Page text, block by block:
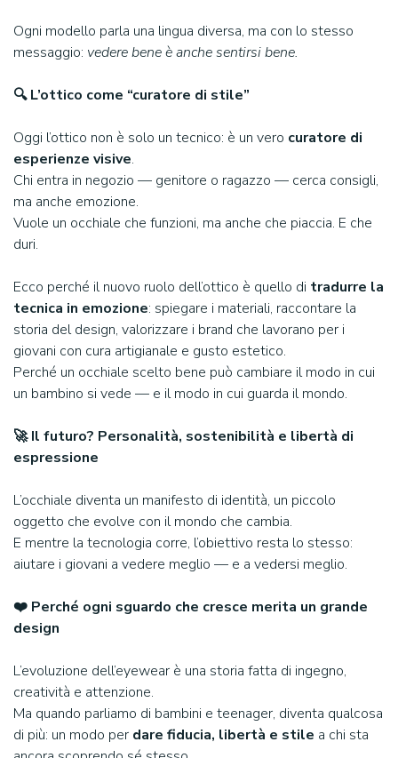
Ogni modello parla una lingua diversa, ma con lo stesso
messaggio: vedere bene è anche sentirsi bene.
🔍 L’ottico come “curatore di stile”
Oggi l’ottico non è solo un tecnico: è un vero curatore di
esperienze visive.
Chi entra in negozio — genitore o ragazzo — cerca consigli,
ma anche emozione.
Vuole un occhiale che funzioni, ma anche che piaccia. E che
duri.
Ecco perché il nuovo ruolo dell’ottico è quello di tradurre la
tecnica in emozione: spiegare i materiali, raccontare la
storia del design, valorizzare i brand che lavorano per i
giovani con cura artigianale e gusto estetico.
Perché un occhiale scelto bene può cambiare il modo in cui
un bambino si vede — e il modo in cui guarda il mondo.
🚀 Il futuro? Personalità, sostenibilità e libertà di
espressione
L’occhiale diventa un manifesto di identità, un piccolo
oggetto che evolve con il mondo che cambia.
E mentre la tecnologia corre, l’obiettivo resta lo stesso:
aiutare i giovani a vedere meglio — e a vedersi meglio.
❤️ Perché ogni sguardo che cresce merita un grande
design
L’evoluzione dell’eyewear è una storia fatta di ingegno,
creatività e attenzione.
Ma quando parliamo di bambini e teenager, diventa qualcosa
di più: un modo per dare fiducia, libertà e stile a chi sta